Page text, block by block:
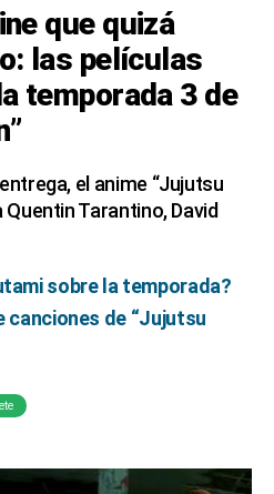
que quizá
las películas
temporada 3 de
el anime “Jujutsu
Tarantino, David
sobre la temporada?
canciones de “Jujutsu